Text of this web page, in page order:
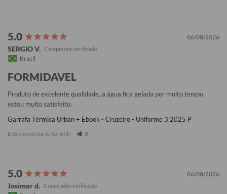
06/08/2026
SERGIO V.
Brazil
FORMIDAVEL
Produto de excelente qualidade, a água fica gelada por muito tempo,
estou muito satisfeito.
Garrafa Térmica Urban + Ebook - Cruzeiro - Uniforme 3 2025 P
Este comentário foi útil? 0
06/08/2026
Josimar d.